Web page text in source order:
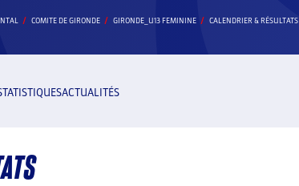
COMITE DE GIRONDE GIRONDE_U13 FEMININE CALENDRIER & RÉSULTATS
ACTUALITÉS